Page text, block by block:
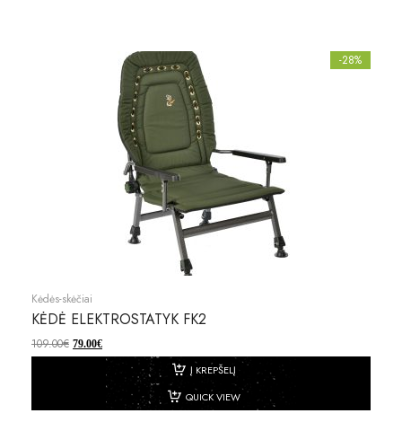
-28%
Kėdės-skėčiai
KĖDĖ ELEKTROSTATYK FK2
109.00€ 79.00€
Į KREPŠELĮ
QUICK VIEW